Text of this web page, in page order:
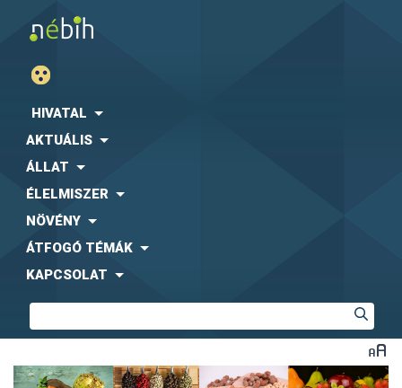
HIVATAL
AKTUÁLIS
ÁLLAT
ÉLELMISZER
NÖVÉNY
ÁTFOGÓ TÉMÁK
KAPCSOLAT